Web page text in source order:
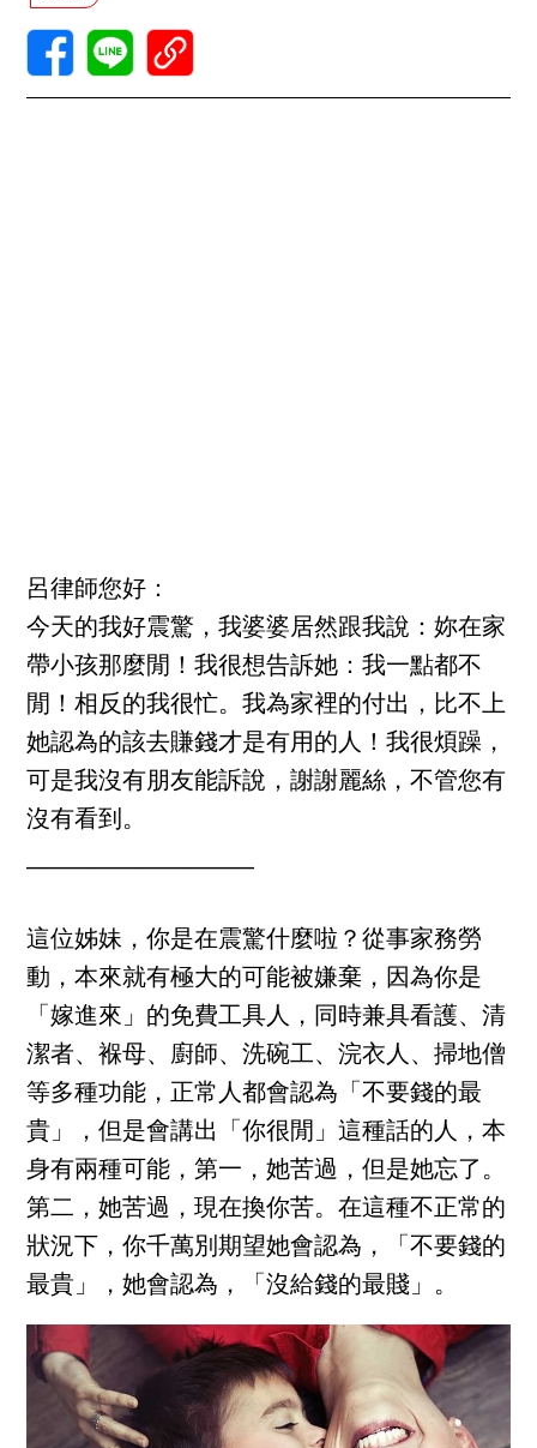
呂律師您好：
今天的我好震驚，我婆婆居然跟我說：妳在家
帶小孩那麼閒！我很想告訴她：我一點都不
閒！相反的我很忙。我為家裡的付出，比不上
她認為的該去賺錢才是有用的人！我很煩躁，
可是我沒有朋友能訴說，謝謝麗絲，不管您有
沒有看到。
這位姊妹，你是在震驚什麼啦？從事家務勞
動，本來就有極大的可能被嫌棄，因為你是
「嫁進來」的免費工具人，同時兼具看護、清
潔者、褓母、廚師、洗碗工、浣衣人、掃地僧
等多種功能，正常人都會認為「不要錢的最
貴」，但是會講出「你很閒」這種話的人，本
身有兩種可能，第一，她苦過，但是她忘了。
第二，她苦過，現在換你苦。在這種不正常的
狀況下，你千萬別期望她會認為，「不要錢的
最貴」，她會認為，「沒給錢的最賤」。